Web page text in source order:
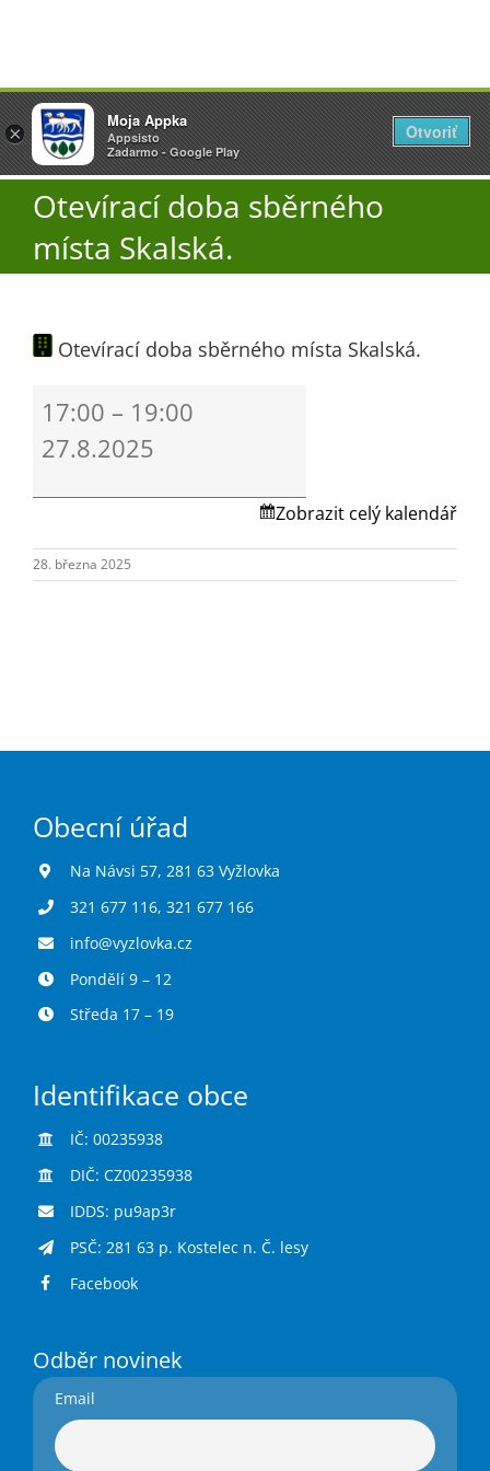
Přeskočit
na
obsah
Úřad
O obci
Aktuality
Turistika
Otevírací doba sběrného
místa Skalská.
Otevírací doba sběrného místa Skalská.
doba
sběrného
Skalská.
17:00 – 19:00
27.8.2025
Zobrazit celý kalendář
28. března 2025
Obecní úřad
Na Návsi 57, 281 63 Vyžlovka
321 677 116, 321 677 166
info@vyzlovka.cz
Pondělí 9 – 12
Středa 17 – 19
Identifikace obce
IČ: 00235938
DIČ: CZ00235938
IDDS: pu9ap3r
PSČ: 281 63 p. Kostelec n. Č. lesy
Facebook
Odběr novinek
Email
×
Vyžlovka
AppSisto
- In Google Play
Otevřít
×
Moja Appka
Appsisto
Zadarmo - Google Play
Otvoriť